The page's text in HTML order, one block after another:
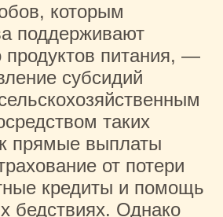
которым
поддерживают
продуктов питания, —
субсидий
таких
прямые выплаты
от потери
кредиты и помощь
бедствиях. Однако